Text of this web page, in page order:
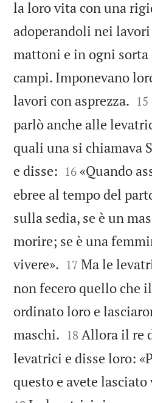
la loro vita con una
adoperandoli nei lavori
mattoni e in ogni
campi. Imponevano
lavori con asprezza. 

15
parlò anche alle
quali una si chiamava
e disse: 

16 «Quando
ebree al tempo del
sulla sedia, se è un
morire; se è una
vivere». 

17 Ma le
non fecero quello che
ordinato loro e
maschi. 

18 Allora il re
levatrici e disse loro:
questo e avete